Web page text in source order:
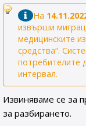
На
извърши
медицинските
средства“.
потребителите
интервал.
Извиняваме се за
за разбирането.